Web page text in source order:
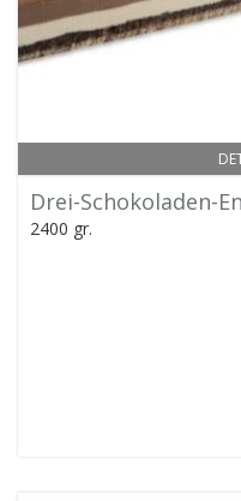
Drei-Schokoladen-
2400 gr.